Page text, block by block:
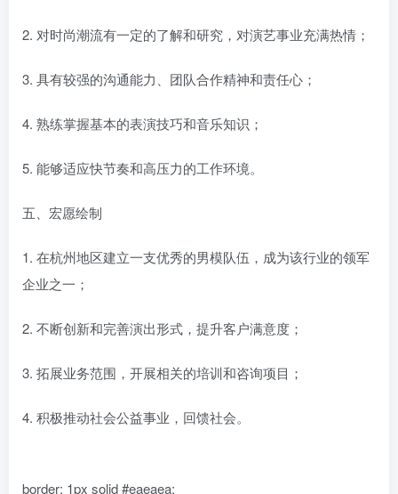
2. 对时尚潮流有一定的了解和研究，对演艺事业充满热情；
3. 具有较强的沟通能力、团队合作精神和责任心；
4. 熟练掌握基本的表演技巧和音乐知识；
5. 能够适应快节奏和高压力的工作环境。
五、宏愿绘制
1. 在杭州地区建立一支优秀的男模队伍，成为该行业的领军
企业之一；
2. 不断创新和完善演出形式，提升客户满意度；
3. 拓展业务范围，开展相关的培训和咨询项目；
4. 积极推动社会公益事业，回馈社会。
border: 1px solid #eaeaea;